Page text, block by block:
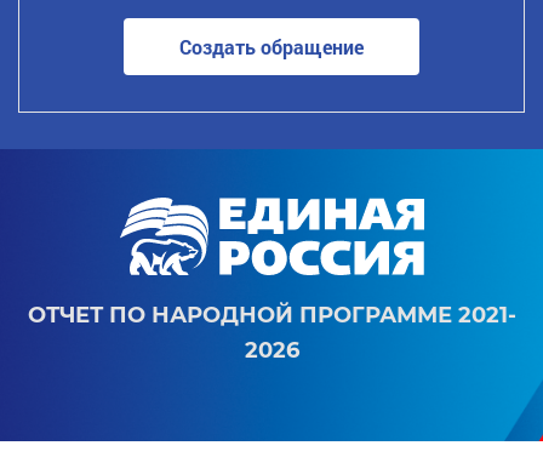
Создать обращение
ОТЧЕТ ПО НАРОДНОЙ ПРОГРАММЕ 2021-
2026